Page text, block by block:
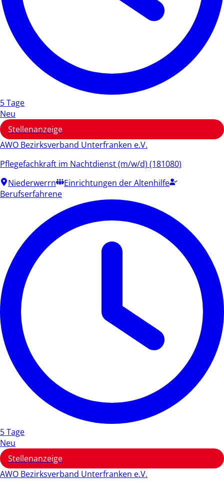
5 Tage
Neu
Stellenanzeige
AWO Bezirksverband Unterfranken e.V.
Pflegefachkraft im Nachtdienst (m/w/d) (181080)
Niederwerrn
Einrichtungen der Altenhilfe
Berufserfahrene
5 Tage
Neu
Stellenanzeige
AWO Bezirksverband Unterfranken e.V.